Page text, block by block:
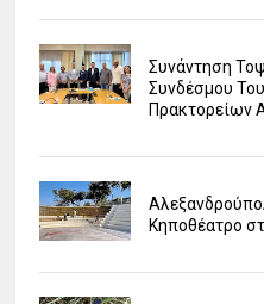
Συνάντηση
Συνδέσμου
Πρακτορείων
Κηποθέατρο